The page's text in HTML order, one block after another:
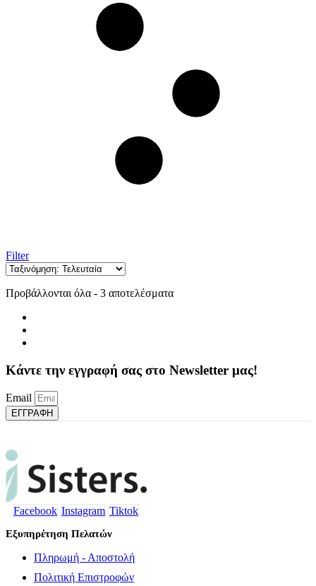
Filter
Προβάλλονται όλα - 3 αποτελέσματαSorted
Κάντε την εγγραφή σας στο Newsletter μας!
Email
ΕΓΓΡΑΦΗ
Facebook Instagram Tiktok
Εξυπηρέτηση Πελατών
Πληρωμή - Αποστολή
Πολιτική Επιστροφών